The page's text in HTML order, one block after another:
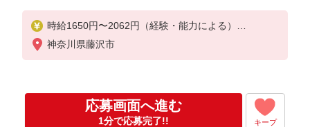
時給1650円〜2062円（経験・能力による）
深夜時給：2062円
神奈川県藤沢市
応募画面へ進む
1分で応募完了!! キープ